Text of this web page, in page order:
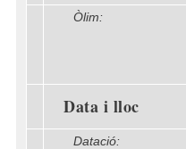
Òlim:
Data i lloc
Datació: